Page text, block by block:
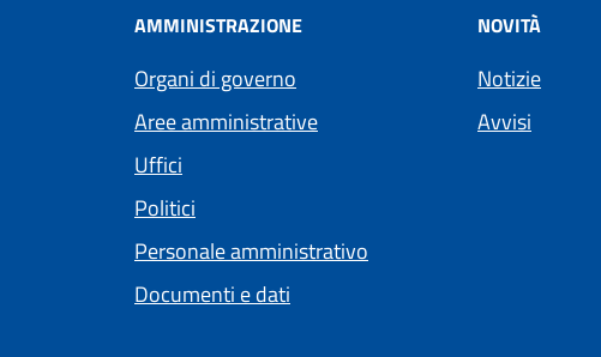
AMMINISTRAZIONE
Organi di governo
Aree amministrative
Uffici
Politici
Personale amministrativo
Documenti e dati
NOVITÀ
Notizie
Avvisi